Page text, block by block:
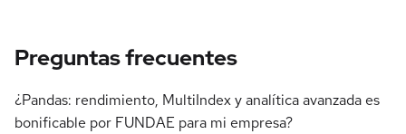
Preguntas frecuentes
¿Pandas: rendimiento, MultiIndex y analítica avanzada es
bonificable por FUNDAE para mi empresa?